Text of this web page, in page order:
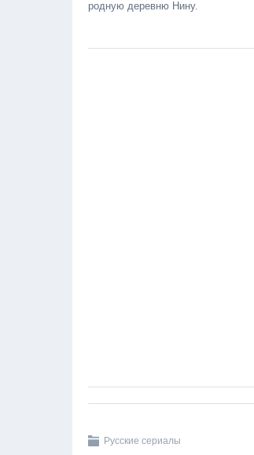
родную деревню Нину.
Русские сериалы